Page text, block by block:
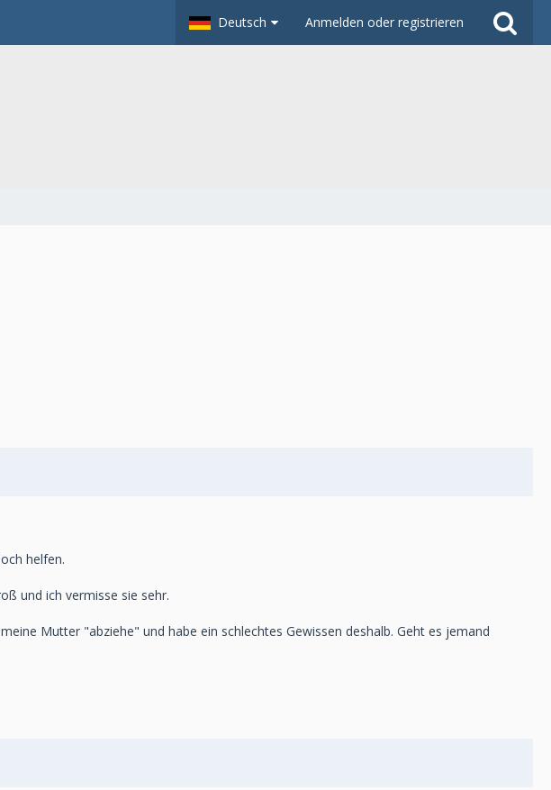
Deutsch Anmelden oder registrieren
helfen.
und ich vermisse sie sehr.
Mutter "abziehe" und habe ein schlechtes Gewissen deshalb. Geht es jemand